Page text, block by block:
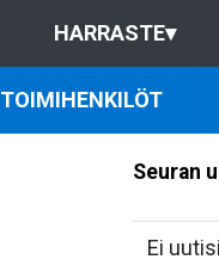
HARRASTE▾
TOIMIHENKILÖT
Seuran
Ei